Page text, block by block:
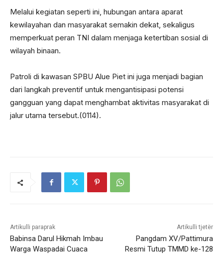
Melalui kegiatan seperti ini, hubungan antara aparat
kewilayahan dan masyarakat semakin dekat, sekaligus
memperkuat peran TNI dalam menjaga ketertiban sosial di
wilayah binaan.
Patroli di kawasan SPBU Alue Piet ini juga menjadi bagian
dari langkah preventif untuk mengantisipasi potensi
gangguan yang dapat menghambat aktivitas masyarakat di
jalur utama tersebut.(0114).
Artikulli paraprak
Babinsa Darul Hikmah Imbau
Warga Waspadai Cuaca
Artikulli tjetër
Pangdam XV/Pattimura
Resmi Tutup TMMD ke-128